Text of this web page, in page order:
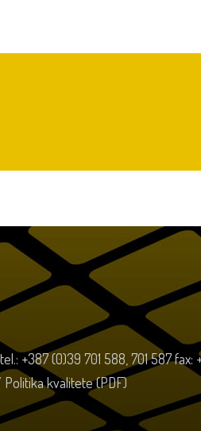
+387 (0)39 701 588, 701 587 fax:
Politika kvalitete (PDF)